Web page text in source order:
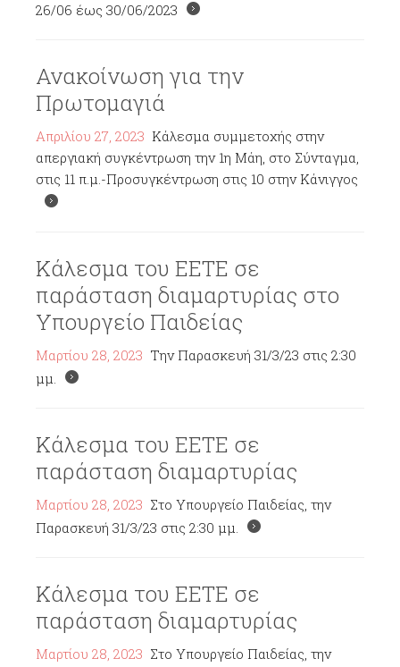
26/06 έως 30/06/2023
Ανακοίνωση για την
Πρωτομαγιά
Απριλίου 27, 2023 Κάλεσμα συμμετοχής στην
απεργιακή συγκέντρωση την 1η Μάη, στο Σύνταγμα,
στις 11 π.μ.-Προσυγκέντρωση στις 10 στην Κάνιγγος
Κάλεσμα του ΕΕΤΕ σε
παράσταση διαμαρτυρίας στο
Υπουργείο Παιδείας
Μαρτίου 28, 2023 Την Παρασκευή 31/3/23 στις 2:30
μμ.
Κάλεσμα του ΕΕΤΕ σε
παράσταση διαμαρτυρίας
Μαρτίου 28, 2023 Στο Υπουργείο Παιδείας, την
Παρασκευή 31/3/23 στις 2:30 μμ.
Κάλεσμα του ΕΕΤΕ σε
παράσταση διαμαρτυρίας
Μαρτίου 28, 2023 Στο Υπουργείο Παιδείας, την